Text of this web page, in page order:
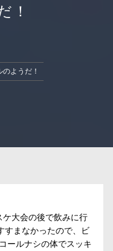
！
ようだ！
大会の後で飲みに行
すまなかったので、ビ
ールナシの体でスッキ